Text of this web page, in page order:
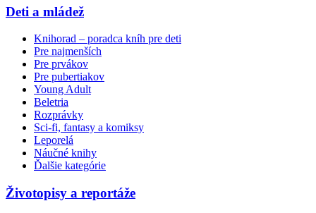
Deti a mládež
Knihorad – poradca kníh pre deti
Pre najmenších
Pre prvákov
Pre pubertiakov
Young Adult
Beletria
Rozprávky
Sci-fi, fantasy a komiksy
Leporelá
Náučné knihy
Ďalšie kategórie
Životopisy a reportáže